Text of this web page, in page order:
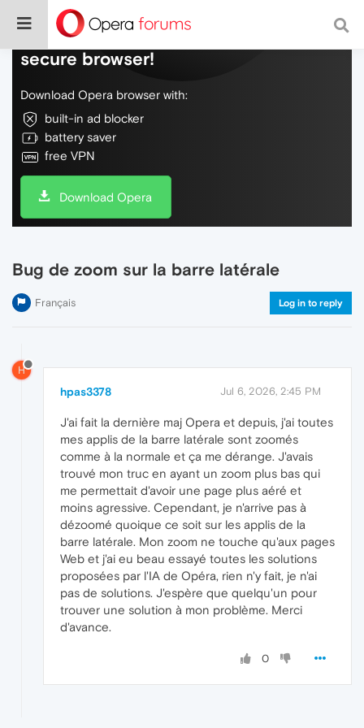
Do more on the web, with a fast and
secure browser!
Download Opera browser with:
built-in ad blocker
battery saver
free VPN
Download Opera
Bug de zoom sur la barre latérale
Français Log in to reply
H
hpas3378 Jul 6, 2026, 2:45 PM
J'ai fait la dernière maj Opera et depuis, j'ai toutes
mes applis de la barre latérale sont zoomés
comme à la normale et ça me dérange. J'avais
trouvé mon truc en ayant un zoom plus bas qui
me permettait d'avoir une page plus aéré et
moins agressive. Cependant, je n'arrive pas à
dézoomé quoique ce soit sur les applis de la
barre latérale. Mon zoom ne touche qu'aux pages
Web et j'ai eu beau essayé toutes les solutions
proposées par l'IA de Opéra, rien n'y fait, je n'ai
pas de solutions. J'espère que quelqu'un pour
trouver une solution à mon problème. Merci
d'avance.
0